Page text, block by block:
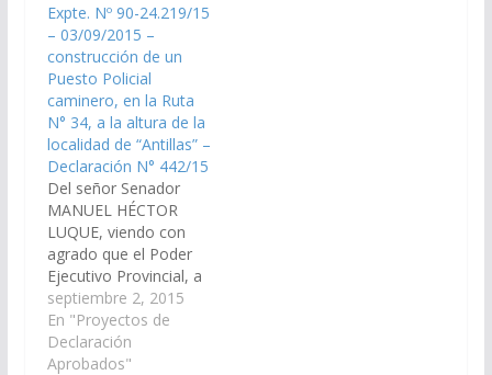
Presupuestarias
necesarias para que se
proceda a la
construcción de
viviendas en la
localidad de…
Expte. Nº 90-24.219/15
– 03/09/2015 –
construcción de un
Puesto Policial
caminero, en la Ruta
N° 34, a la altura de la
localidad de “Antillas” –
Declaración N° 442/15
Del señor Senador
MANUEL HÉCTOR
LUQUE, viendo con
agrado que el Poder
Ejecutivo Provincial, a
través de los
Organismos
Específicos incluya en
el Proyecto de
septiembre 2, 2015
En "Proyectos de
Declaración
Aprobados"